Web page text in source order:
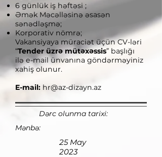
6 günlük iş həftəsi ;
Əmək Məcəlləsinə əsasən
sənədləşmə;
Korporativ nömrə;
Vakansiyaya müraciət üçün CV-ləri
“Tender üzrə mütəxəssis” başlığı
ilə e-mail ünvanına göndərməyiniz
xahiş olunur.
E-mail: hr@az-dizayn.az
Dərc olunma tarixi:
Mənbə:
25 May
2023